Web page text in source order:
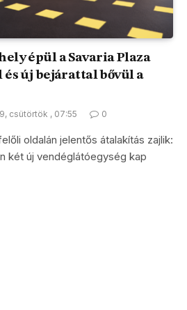
épül a Savaria Plaza
és új bejárattal bővül a
csütörtök , 07:55 0
oldalán jelentős átalakítás zajlik:
két új vendéglátóegység kap